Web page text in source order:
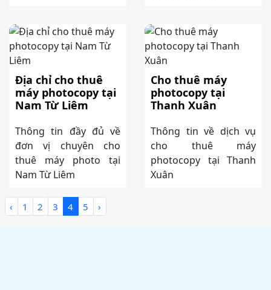
Địa chỉ cho thuê
máy photocopy tại
Nam Từ Liêm
Thông tin đầy đủ về
đơn vị chuyên cho
thuê máy photo tại
Nam Từ Liêm
Cho thuê máy
photocopy tại
Thanh Xuân
Thông tin về dịch vụ
cho thuê máy
photocopy tại Thanh
Xuân
‹ 1 2 3 4 5 ›